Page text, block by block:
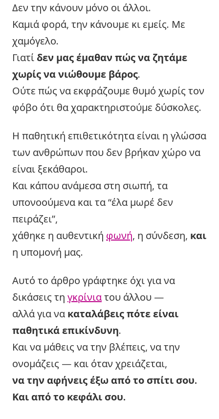
Δεν την κάνουν μόνο οι άλλοι.
Καμιά φορά, την κάνουμε κι εμείς. Με
χαμόγελο.
Γιατί δεν μας έμαθαν πώς να ζητάμε
χωρίς να νιώθουμε βάρος.
Ούτε πώς να εκφράζουμε θυμό χωρίς τον
φόβο ότι θα χαρακτηριστούμε δύσκολες.
Η παθητική επιθετικότητα είναι η γλώσσα
των ανθρώπων που δεν βρήκαν χώρο να
είναι ξεκάθαροι.
Και κάπου ανάμεσα στη σιωπή, τα
υπονοούμενα και τα “έλα μωρέ δεν
πειράζει”,
χάθηκε η αυθεντική φωνή, η σύνδεση, και
η υπομονή μας.
Αυτό το άρθρο γράφτηκε όχι για να
δικάσεις τη γκρίνιατου άλλου —
αλλά για να καταλάβεις πότε είναι
παθητικά επικίνδυνη.
Και να μάθεις να την βλέπεις, να την
ονομάζεις — και όταν χρειάζεται,
να την αφήνεις έξω από το σπίτι σου.
Και από το κεφάλι σου.